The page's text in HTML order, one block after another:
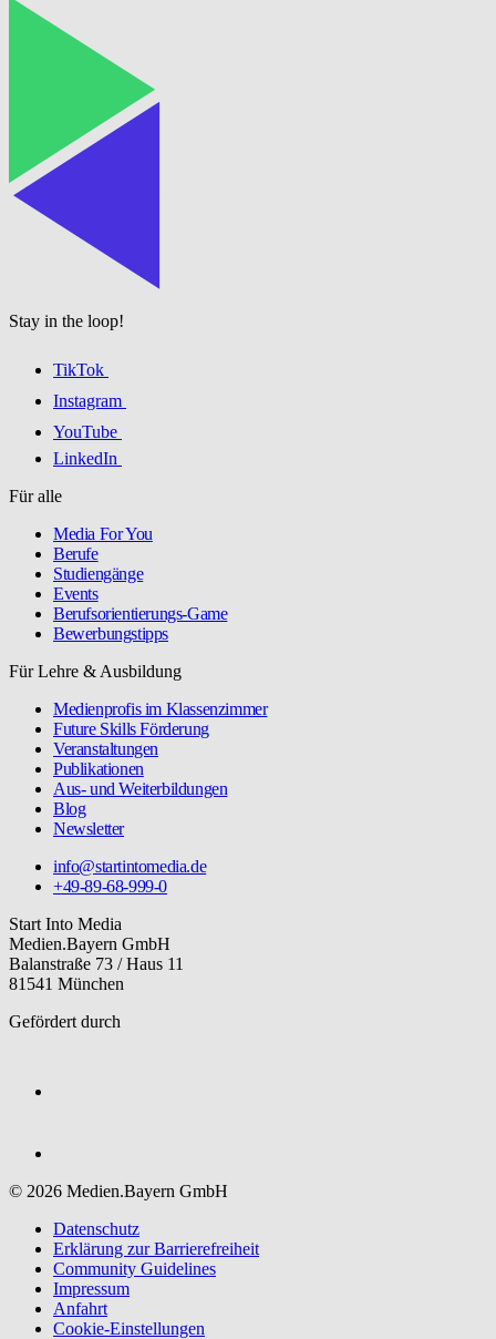
Stay in the loop!
TikTok
Instagram
YouTube
LinkedIn
Für alle
Media For You
Berufe
Studiengänge
Events
Berufsorientierungs-Game
Bewerbungstipps
Für Lehre & Ausbildung
Medienprofis im Klassenzimmer
Future Skills Förderung
Veranstaltungen
Publikationen
Aus- und Weiterbildungen
Blog
Newsletter
info@startintomedia.de
+49-89-68-999-0
Start Into Media
Medien.Bayern GmbH
Balanstraße 73 / Haus 11
81541 München
Gefördert durch
© 2026 Medien.Bayern GmbH
Datenschutz
Erklärung zur Barriere­freiheit
Community Guidelines
Impressum
Anfahrt
Cookie-Einstellungen